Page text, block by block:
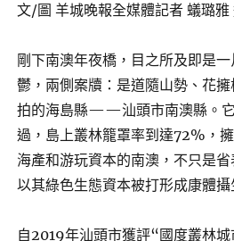
文/圖 羊城晚報全媒體記者 蟻璐雅
剛下南澳年夜橋，目之所及即是
鬱，兩側案牘：是道隨山勢、花
拍的海島縣——汕頭市南澳縣。它
過，島上叢林籠罩率到達72%，
海產和游玩資本的南澳，不只是
以其綠色生態資本被打形成康體
自2019年汕頭市獲評“國度叢林城